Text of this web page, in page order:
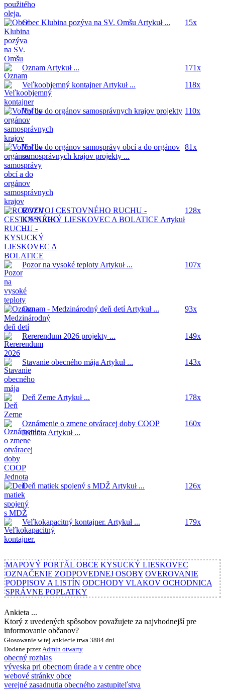
Obec Klubina pozýva na SV. Omšu Artykuł ... 15x
Oznam Artykuł ...
171x
Veľkoobjemný kontajnerArtykuł ... 118x
Voľby do orgánov samosprávnych krajov projekty
...
110x
Voľby do orgánov samosprávy obcí a do orgánov
samosprávnych krajov projekty ...
81x
ROZVOJ CESTOVNÉHO RUCHU -
KYSUCKÝ LIESKOVEC A BOLATICE Artykuł
...
128x
Pozor na vysoké teploty Artykuł ... 107x
Oznam - Medzinárodný deň detíArtykuł ... 93x
Rererendum 2026 projekty ... 149x
Stavanie obecného mája Artykuł ... 143x
Deň Zeme Artykuł ... 178x
Oznámenie o zmene otváracej doby COOP
Jednota Artykuł ...
160x
Deň matiek spojený s MDŽ Artykuł ... 126x
Veľkokapacitný kontajner. Artykuł ... 179x
MAPOVÝ PORTÁL OBCE KYSUCKÝ LIESKOVEC
OZNAČENIE ZODPOVEDNEJ OSOBY OVEROVANIE
PODPISOV A LISTÍN ODCHODY VLAKOV OCHODNICA
SPRÁVNE POPLATKY
Ankieta ...
Ktorý z uvedených spôsobov považujete za najvhodnejší pre
informovanie občanov?
Głosowanie w tej ankiecie trwa 3884 dni
Dodane przez Admin otwarty
obecný rozhlas
výveska pri obecnom úrade a v centre obce
webové stránky obce
verejné zasadnutia obecného zastupiteľstva